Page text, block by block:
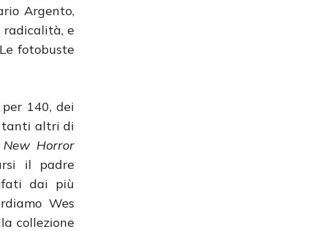
Argento,
radicalità, e
fotobuste
140, dei
altri di
New Horror
il padre
dai più
Wes
collezione